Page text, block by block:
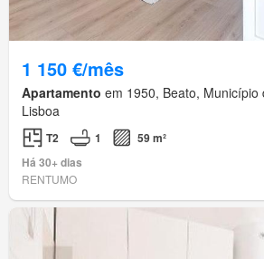
1 150 €/mês
Apartamento em 1950, Beato, Município
Lisboa
T2 1
59 m²
Há 30+ dias
RENTUMO